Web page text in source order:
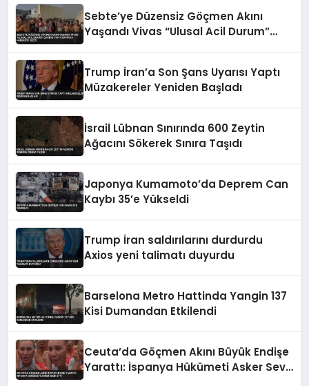
Sebte’ye Düzensiz Göçmen Akını
Yaşandı Vivas “Ulusal Acil Durum”
Trump İran’a Son Şans Uyarısı Yaptı
Müzakereler Yeniden Başladı
İsrail Lübnan Sınırında 600 Zeytin
Ağacını Sökerek Sınıra Taşıdı
Japonya Kumamoto’da Deprem Can
Kaybı 35’e Yükseldi
Trump İran saldırılarını durdurdu
Axios yeni talimatı duyurdu
Barselona Metro Hattinda Yangin 137
Kisi Dumandan Etkilendi
Ceuta’da Göçmen Akını Büyük Endişe
Yarattı: İspanya Hükümeti Asker Sevk